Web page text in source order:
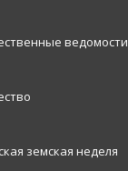
ведомости
земская неделя